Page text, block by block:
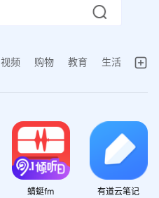
视频 购物 教育
生活
蜻蜓fm 有道云笔记